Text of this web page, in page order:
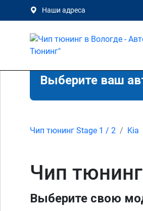
Наши адреса
Выберите ваш
Чип тюнинг Stage 1 / 2 Kia
Чип
Выберите свою